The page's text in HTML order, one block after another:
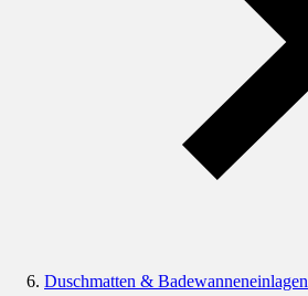
Duschmatten & Badewanneneinlagen